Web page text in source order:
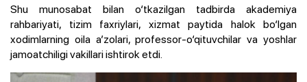
Shu munosabat bilan o‘tkazilgan tadbirda akademiya
rahbariyati, tizim faxriylari, xizmat paytida halok bo‘lgan
xodimlarning oila a’zolari, professor-o‘qituvchilar va yoshlar
jamoatchiligi vakillari ishtirok etdi.